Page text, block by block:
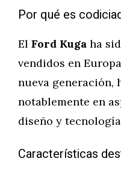
Por qué es
El Ford Kuga ha
vendidos en
nueva generación,
notablemente en
diseño y
Características